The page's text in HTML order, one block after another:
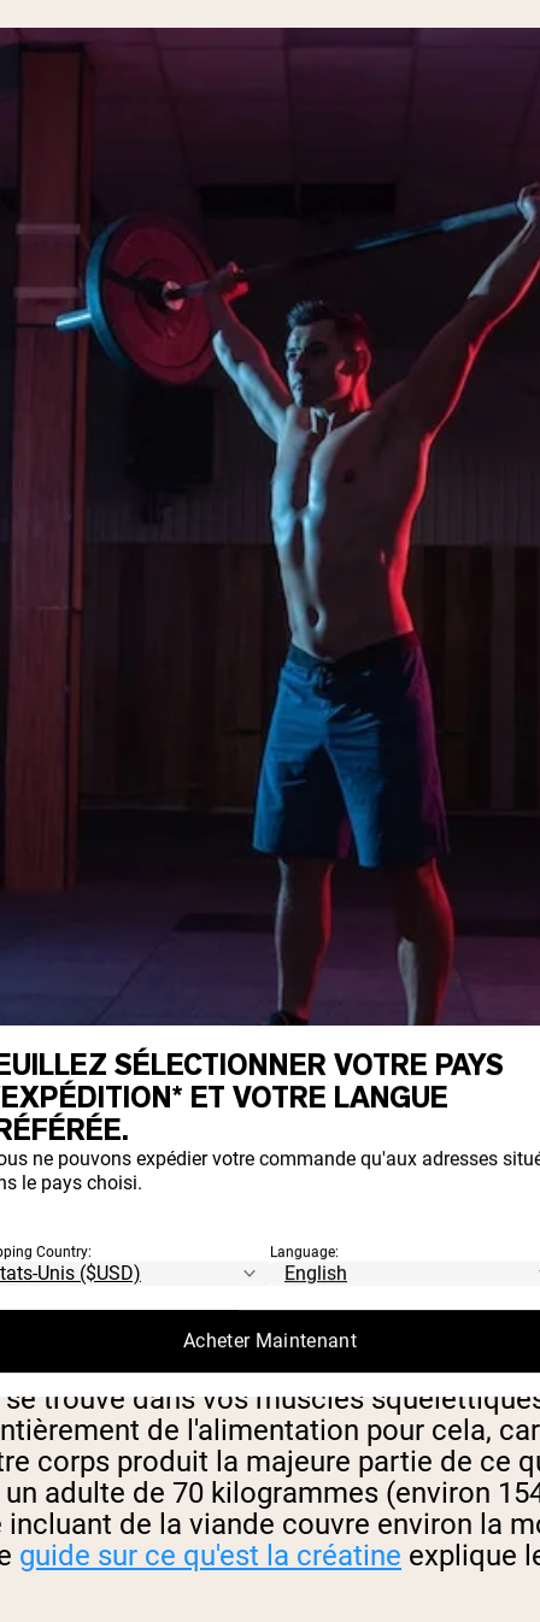
rapide. Lorsque vous sprintez,
régénérer rapidement l'ATP, la
trouve dans vos muscles
de l'alimentation pour cela,
corps produit la majeure partie de ce
adulte de 70 kilogrammes (environ
de la viande couvre environ la
guide sur ce qu'est la créatine explique
SÉLECTIONNER VOTRE PAYS
ET VOTRE LANGUE
ne pouvons expédier votre commande qu'aux adresses
le pays choisi.
Country: Language:
Acheter Maintenant